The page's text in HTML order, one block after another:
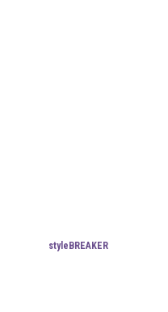
styleBREAKER